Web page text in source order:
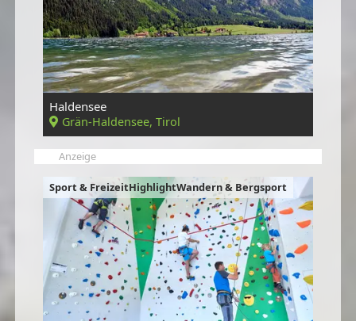
Haldensee
Grän-Haldensee, Tirol
Anzeige
Sport & FreizeitHighlightWandern & Bergsport